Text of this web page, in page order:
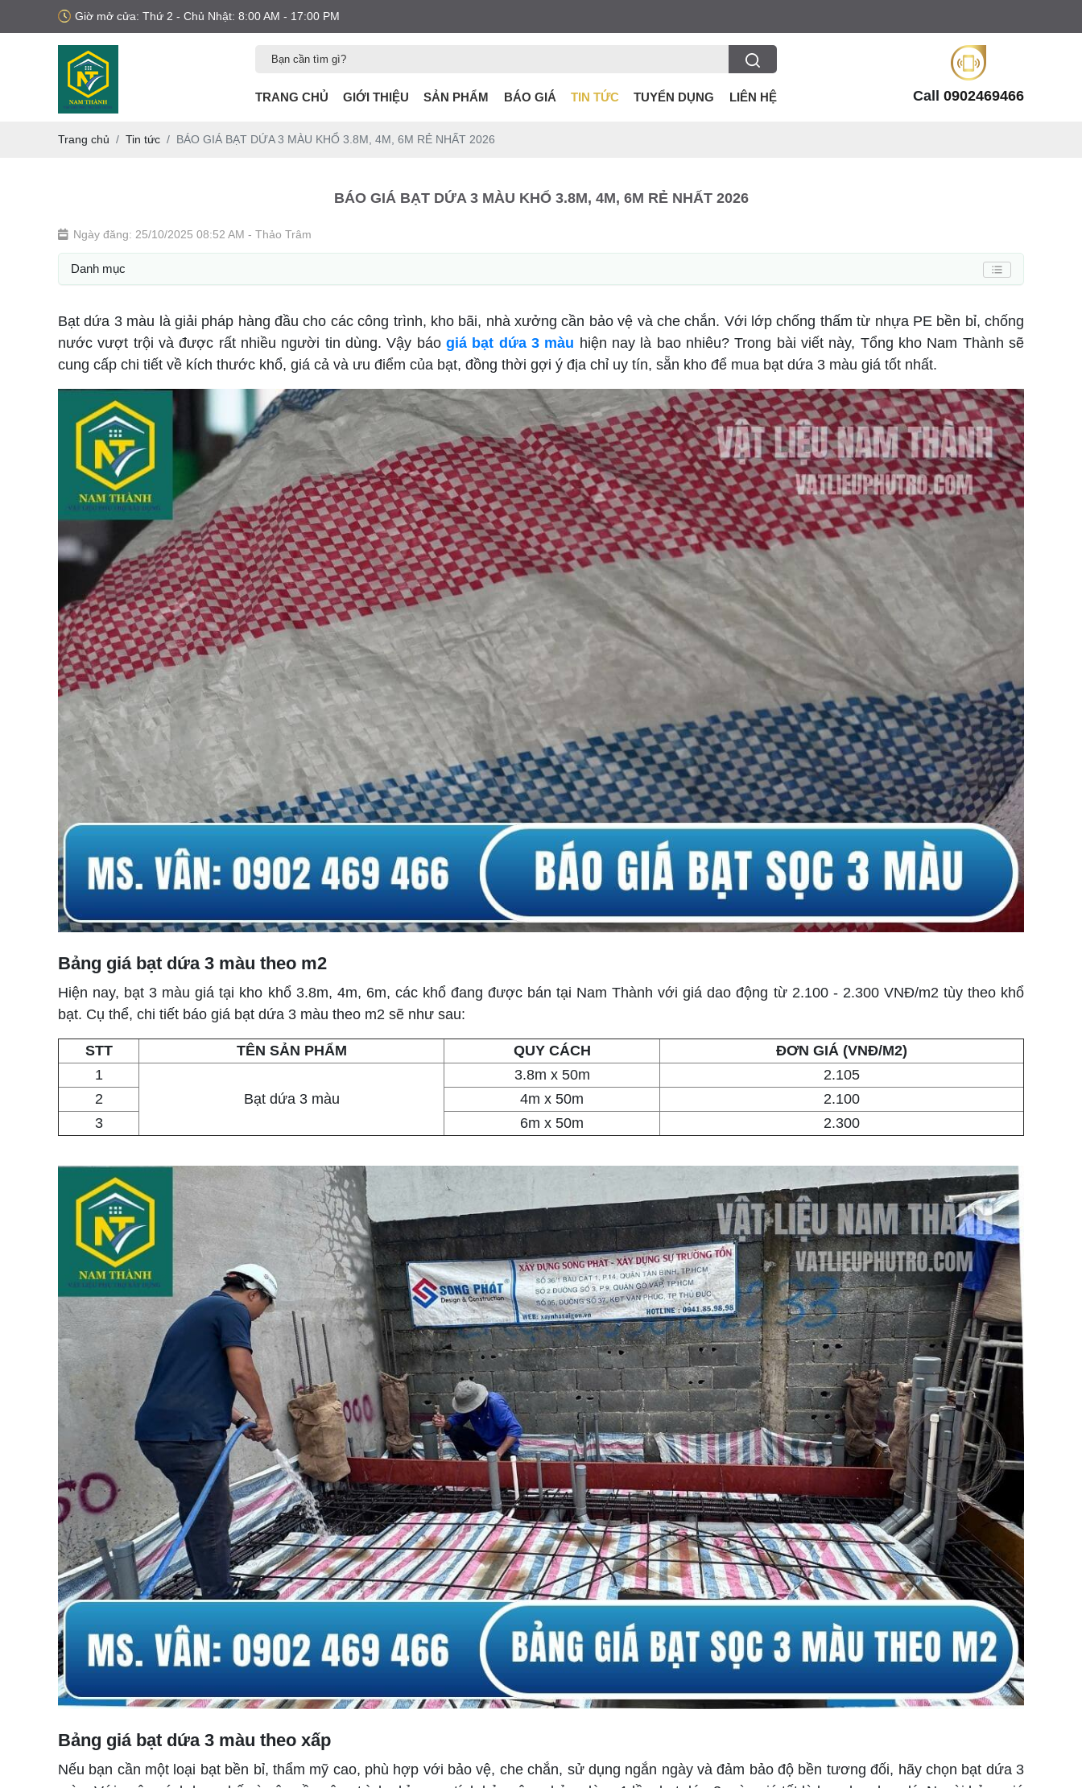
Giờ mở cửa: Thứ 2 - Chủ Nhật: 8:00 AM - 17:00 PM
TRANG CHỦ GIỚI THIỆU SẢN PHẨM BÁO GIÁ TIN TỨC TUYỂN DỤNG LIÊN HỆ Call 0902469466
Trang chủ Tin tức BÁO GIÁ BẠT DỨA 3 MÀU KHỔ 3.8M, 4M, 6M RẺ NHẤT 2026
BÁO GIÁ BẠT DỨA 3 MÀU KHỔ 3.8M, 4M, 6M RẺ NHẤT 2026
Ngày đăng: 25/10/2025 08:52 AM - Thảo Trâm
Danh mục
Bạt dứa 3 màu là giải pháp hàng đầu cho các công trình, kho bãi, nhà xưởng cần bảo vệ và che chắn. Với lớp chống thấm từ nhựa PE bền bỉ, chống
nước vượt trội và được rất nhiều người tin dùng. Vậy báo giá bạt dứa 3 màu hiện nay là bao nhiêu? Trong bài viết này, Tổng kho Nam Thành sẽ
cung cấp chi tiết về kích thước khổ, giá cả và ưu điểm của bạt, đồng thời gợi ý địa chỉ uy tín, sẵn kho để mua bạt dứa 3 màu giá tốt nhất.
Bảng giá bạt dứa 3 màu theo m2
Hiện nay, bạt 3 màu giá tại kho khổ 3.8m, 4m, 6m, các khổ đang được bán tại Nam Thành với giá dao động từ 2.100 - 2.300 VNĐ/m2 tùy theo khổ
bạt. Cụ thể, chi tiết báo giá bạt dứa 3 màu theo m2 sẽ như sau:
STT TÊN SẢN PHẨM QUY CÁCH
ĐƠN GIÁ (VNĐ/M2)
1
Bạt dứa 3 màu
3.8m x 50m
2.105
2
4m x 50m
2.100
3
6m x 50m 2.300
Bảng giá bạt dứa 3 màu theo xấp
Nếu bạn cần một loại bạt bền bỉ, thẩm mỹ cao, phù hợp với bảo vệ, che chắn, sử dụng ngắn ngày và đảm bảo độ bền tương đối, hãy chọn bạt dứa 3